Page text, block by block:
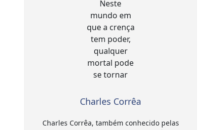
Charles Corrêa
Charles Corrêa, também conhecido pelas